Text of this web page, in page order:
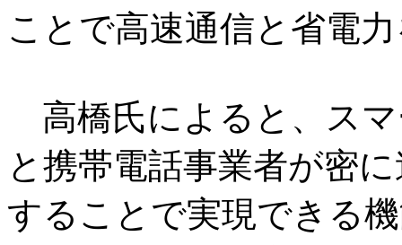
ことで高速通信と省電
高橋氏によると、ス
と携帯電話事業者が密
することで実現できる